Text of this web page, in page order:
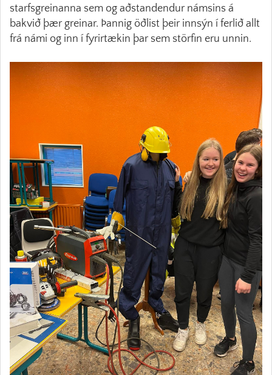
starfsgreinanna sem og aðstandendur námsins á
bakvið þær greinar. Þannig öðlist þeir innsýn í ferlið allt
frá námi og inn í fyrirtækin þar sem störfin eru unnin.